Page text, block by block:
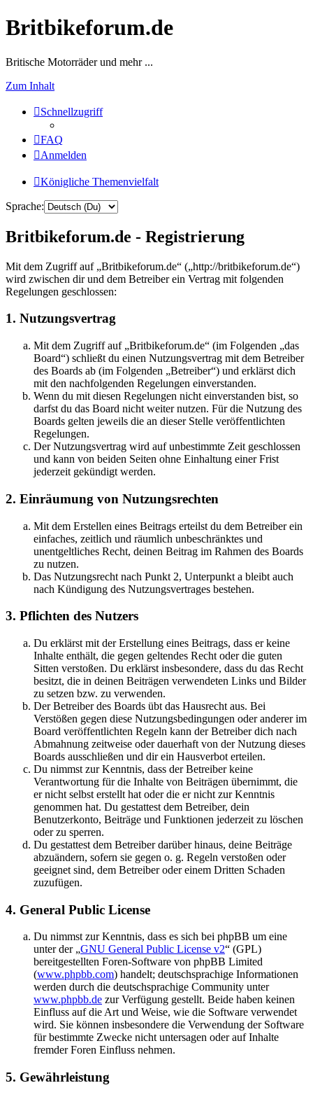
Britbikeforum.de
Britische Motorräder und mehr ...
Zum Inhalt
Schnellzugriff
FAQ
Anmelden
Königliche Themenvielfalt
Sprache:
Britbikeforum.de - Registrierung
Mit dem Zugriff auf „Britbikeforum.de“ („http://britbikeforum.de“)
wird zwischen dir und dem Betreiber ein Vertrag mit folgenden
Regelungen geschlossen:
1. Nutzungsvertrag
Mit dem Zugriff auf „Britbikeforum.de“ (im Folgenden „das
Board“) schließt du einen Nutzungsvertrag mit dem Betreiber
des Boards ab (im Folgenden „Betreiber“) und erklärst dich
mit den nachfolgenden Regelungen einverstanden.
Wenn du mit diesen Regelungen nicht einverstanden bist, so
darfst du das Board nicht weiter nutzen. Für die Nutzung des
Boards gelten jeweils die an dieser Stelle veröffentlichten
Regelungen.
Der Nutzungsvertrag wird auf unbestimmte Zeit geschlossen
und kann von beiden Seiten ohne Einhaltung einer Frist
jederzeit gekündigt werden.
2. Einräumung von Nutzungsrechten
Mit dem Erstellen eines Beitrags erteilst du dem Betreiber ein
einfaches, zeitlich und räumlich unbeschränktes und
unentgeltliches Recht, deinen Beitrag im Rahmen des Boards
zu nutzen.
Das Nutzungsrecht nach Punkt 2, Unterpunkt a bleibt auch
nach Kündigung des Nutzungsvertrages bestehen.
3. Pflichten des Nutzers
Du erklärst mit der Erstellung eines Beitrags, dass er keine
Inhalte enthält, die gegen geltendes Recht oder die guten
Sitten verstoßen. Du erklärst insbesondere, dass du das Recht
besitzt, die in deinen Beiträgen verwendeten Links und Bilder
zu setzen bzw. zu verwenden.
Der Betreiber des Boards übt das Hausrecht aus. Bei
Verstößen gegen diese Nutzungsbedingungen oder anderer im
Board veröffentlichten Regeln kann der Betreiber dich nach
Abmahnung zeitweise oder dauerhaft von der Nutzung dieses
Boards ausschließen und dir ein Hausverbot erteilen.
Du nimmst zur Kenntnis, dass der Betreiber keine
Verantwortung für die Inhalte von Beiträgen übernimmt, die
er nicht selbst erstellt hat oder die er nicht zur Kenntnis
genommen hat. Du gestattest dem Betreiber, dein
Benutzerkonto, Beiträge und Funktionen jederzeit zu löschen
oder zu sperren.
Du gestattest dem Betreiber darüber hinaus, deine Beiträge
abzuändern, sofern sie gegen o. g. Regeln verstoßen oder
geeignet sind, dem Betreiber oder einem Dritten Schaden
zuzufügen.
4. General Public License
Du nimmst zur Kenntnis, dass es sich bei phpBB um eine
unter der „GNU General Public License v2“ (GPL)
bereitgestellten Foren-Software von phpBB Limited
(www.phpbb.com) handelt; deutschsprachige Informationen
werden durch die deutschsprachige Community unter
www.phpbb.de zur Verfügung gestellt. Beide haben keinen
Einfluss auf die Art und Weise, wie die Software verwendet
wird. Sie können insbesondere die Verwendung der Software
für bestimmte Zwecke nicht untersagen oder auf Inhalte
fremder Foren Einfluss nehmen.
5. Gewährleistung